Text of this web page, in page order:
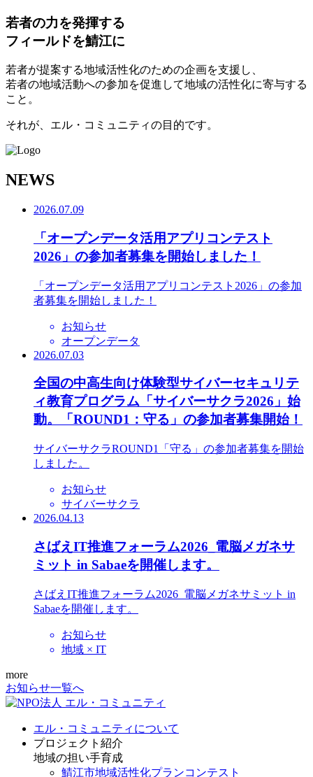
若者の力を発揮する
フィールドを鯖江に
若者が提案する地域活性化のための企画を支援し、
若者の地域活動への参加を促進して地域の活性化に寄与する
こと。
それが、エル・コミュニティの目的です。
NEWS
2026.07.09
「オープンデータ活用アプリコンテスト
2026」の参加者募集を開始しました！
「オープンデータ活用アプリコンテスト2026」の参加
者募集を開始しました！
お知らせ
オープンデータ
2026.07.03
全国の中高生向け体験型サイバーセキュリテ
ィ教育プログラム「サイバーサクラ2026」始
動。「ROUND1：守る」の参加者募集開始！
サイバーサクラROUND1「守る」の参加者募集を開始
しました。
お知らせ
サイバーサクラ
2026.04.13
さばえIT推進フォーラム2026_電脳メガネサ
ミット in Sabaeを開催します。
さばえIT推進フォーラム2026_電脳メガネサミット in
Sabaeを開催します。
お知らせ
地域 × IT
more
お知らせ一覧へ
エル・コミュニティについて
プロジェクト紹介
地域の担い手育成
鯖江市地域活性化プランコンテスト